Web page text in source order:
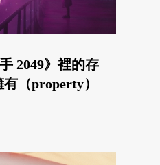
2049》裡的存
（property）